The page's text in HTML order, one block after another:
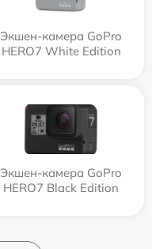
Экшен-камера GoPro
HERO7 White Edition
Экшен-камера GoPro
HERO7 Black Edition